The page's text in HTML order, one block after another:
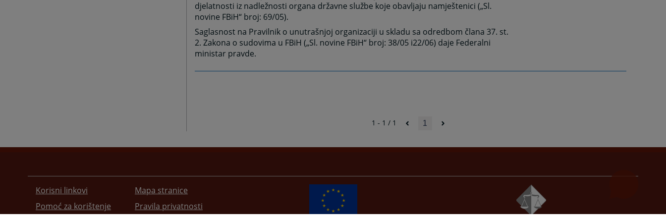
djelatnosti iz nadležnosti organa državne službe koje obavljaju namještenici („Sl.
novine FBiH“ broj: 69/05).
Saglasnost na Pravilnik o unutrašnjoj organizaciji u skladu sa odredbom člana 37. st.
2. Zakona o sudovima u FBiH („Sl. novine FBiH“ broj: 38/05 i22/06) daje Federalni
ministar pravde.
1 - 1 / 1 1
Korisni linkovi
Pomoć za korištenje
Mapa stranice
Pravila privatnosti